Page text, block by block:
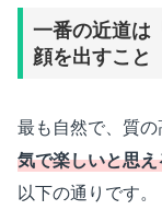
一番の近道は
顔を出すこと
最も自然で、質
気で楽しいと思
以下の通りです。